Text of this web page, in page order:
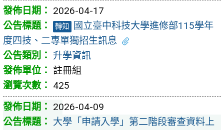
2026-04-17
轉知
國立臺中科技大學進修部115學年
度四技、二專單獨招生訊息
升學資訊
註冊組
425
2026-04-09
大學「申請入學」第二階段審查資料上